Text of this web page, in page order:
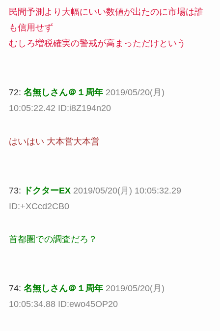
民間予測より大幅にいい数値が出たのに市場は誰
も信用せず
むしろ増税確実の警戒が高まっただけという
72: 名無しさん＠１周年 2019/05/20(月)
10:05:22.42 ID:i8Z194n20
はいはい 大本営大本営
73: ドクターEX 2019/05/20(月) 10:05:32.29
ID:+XCcd2CB0
首都圏での調査だろ？
74: 名無しさん＠１周年 2019/05/20(月)
10:05:34.88 ID:ewo45OP20